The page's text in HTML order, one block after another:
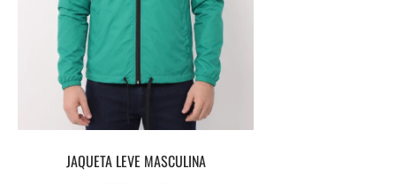
JAQUETA LEVE MASCULINA